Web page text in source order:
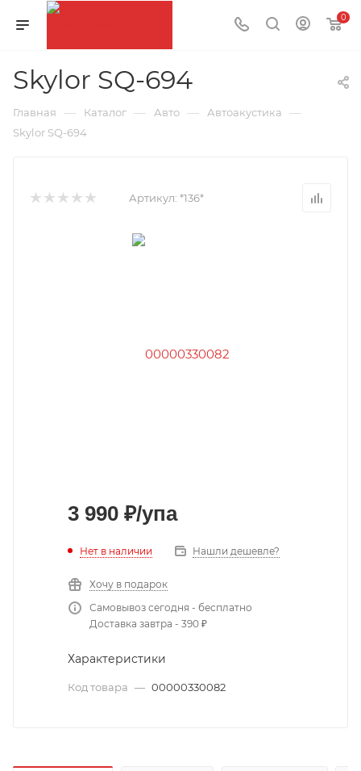
0
Skylor SQ-694
Главная — Каталог — Авто — Автоакустика —
Skylor SQ-694
Артикул: *136*
3 990 ₽/упа
Нет в наличии Нашли дешевле?
Хочу в подарок
Самовывоз сегодня - бесплатно
Доставка завтра - 390 ₽
Характеристики
Код товара — 00000330082